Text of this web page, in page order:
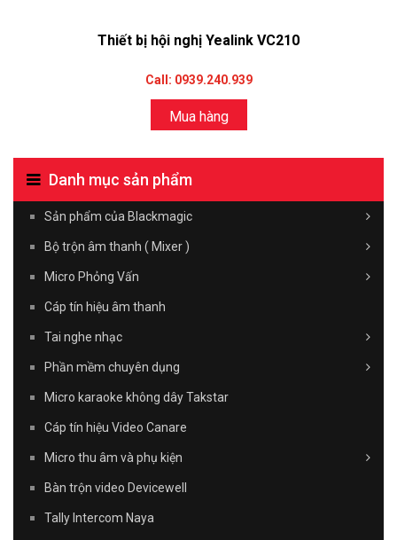
Thiết bị hội nghị Yealink VC210
Call: 0939.240.939
Mua hàng
Danh mục sản phẩm
Sản phẩm của Blackmagic
Bộ trộn âm thanh ( Mixer )
Micro Phỏng Vấn
Cáp tín hiệu âm thanh
Tai nghe nhạc
Phần mềm chuyên dụng
Micro karaoke không dây Takstar
Cáp tín hiệu Video Canare
Micro thu âm và phụ kiện
Bàn trộn video Devicewell
Tally Intercom Naya